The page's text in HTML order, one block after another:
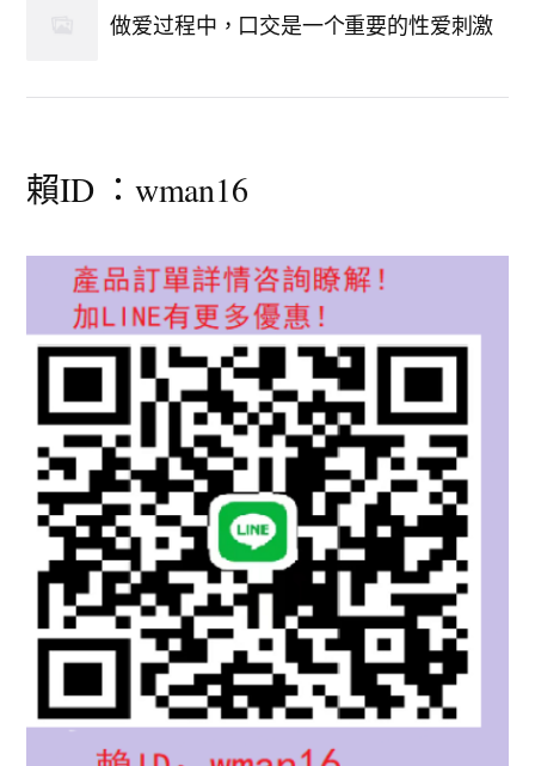
做爱过程中，口交是一个重要的性爱刺激
賴ID ：wman16